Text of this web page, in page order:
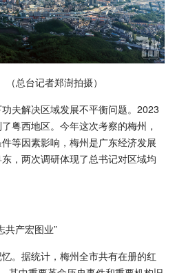
总台记者郑澍拍摄）
夫解决区域发展不平衡问题。2023
粤西地区。今年这次考察的梅州，
等因素影响，梅州是广东经济发展
，两次调研体现了总书记对区域均
共产宏图业”
。据统计，梅州全市共有在册的红